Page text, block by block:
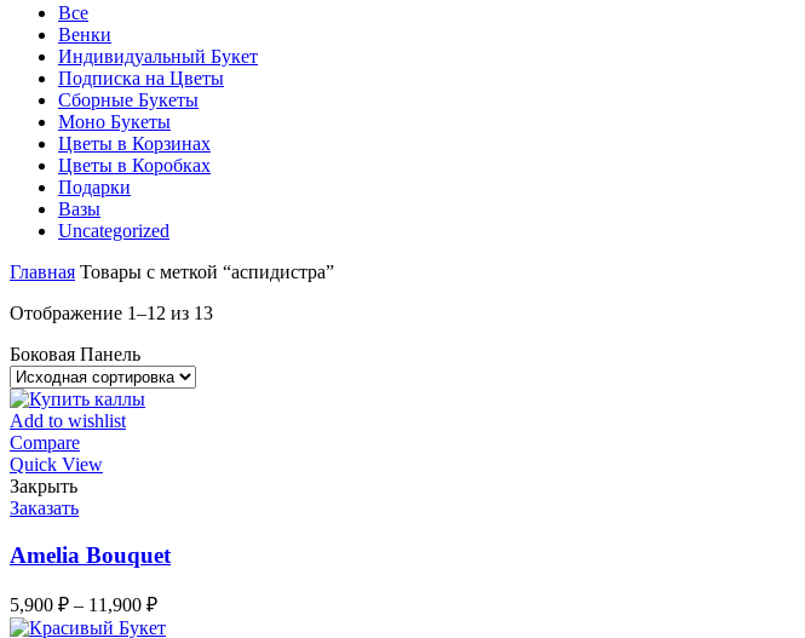
Все
Венки
Индивидуальный Букет
Подписка на Цветы
Сборные Букеты
Моно Букеты
Цветы в Корзинах
Цветы в Коробках
Подарки
Вазы
Uncategorized
Главная Товары с меткой “аспидистра”
Отображение 1–12 из 13
Боковая Панель
Add to wishlist
Compare
Quick View
Закрыть
Заказать
Amelia Bouquet
5,900 ₽ – 11,900 ₽